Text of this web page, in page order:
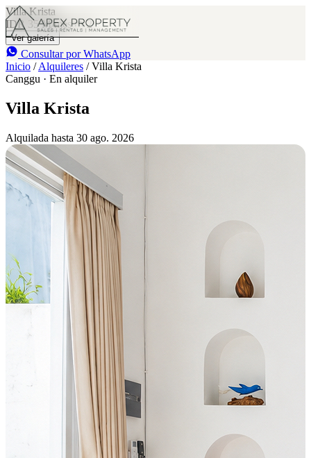
Villa Krista
IDR 35 M/mes 2
Ver galería
Consultar por WhatsApp
Inicio / Alquileres / Villa Krista
Canggu · En alquiler
Villa Krista
Alquilada hasta 30 ago. 2026